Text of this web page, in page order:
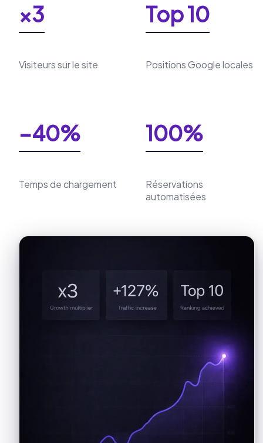
×3
Visiteurs sur le site
Top 10
Positions Google locales
−40%
Temps de chargement
100%
Réservations
automatisées